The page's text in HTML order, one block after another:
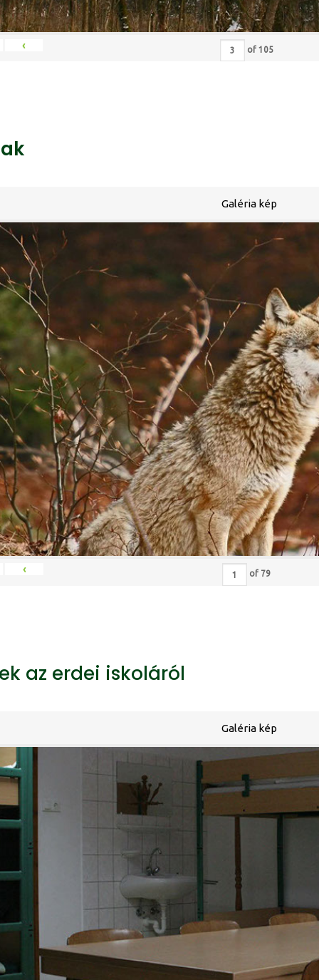
‹ of 105
Galéria kép
‹ of 79
az erdei iskoláról
Galéria kép